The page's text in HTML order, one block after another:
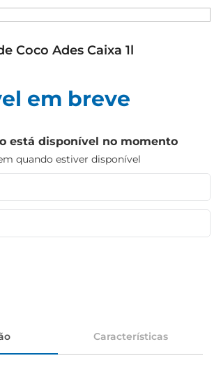
Coco Ades Caixa 1l
em breve
está disponível no momento
quando estiver disponível
Características